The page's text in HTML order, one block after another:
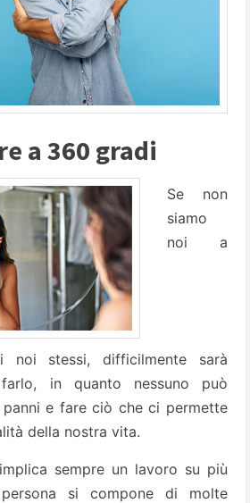
a 360 gradi
Se non
siamo
noi a
noi stessi, difficilmente sarà
in quanto nessuno può
e fare ciò che ci permette
della nostra vita.
sempre un lavoro su più
si compone di molte